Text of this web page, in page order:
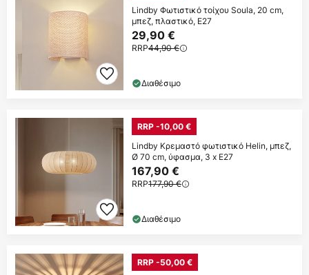
Lindby Φωτιστικό τοίχου Soula, 20 cm,
μπεζ, πλαστικό, E27
29,90 €
RRP44,90 €
Διαθέσιμο
RRP -10,00 €
Lindby Κρεμαστό φωτιστικό Helin, μπεζ,
Ø 70 cm, ύφασμα, 3 x E27
167,90 €
RRP177,90 €
Διαθέσιμο
RRP -50,00 €